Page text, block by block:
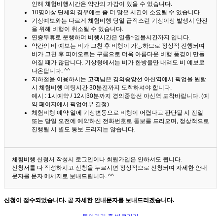
인해 체험비행시간은 약간의 가감이 있을 수 있습니다.
10명이상 단체의 경우에는 좀 더 많은 시간이 소요될 수 있습니다.
기상예보와는 다르게 체험비행 당일 급작스런 기상이상 발생시 안전
을 위해 비행이 취소될 수 있습니다.
연중무휴로 운행하며 비행시간은 일출~일몰시간까지 입니다.
약간의 비 예보는 비가 그친 후 비행이 가능하므로 정상적 진행되며
비가 그친 후 피어오르는 구름으로 더욱 아름다운 비행 풍경이 만들
어질 때가 많답니다. 기상청에서는 비가 한방울만 내려도 비 예보로
나온답니다. ^^
지하철을 이용하시는 고객님은 경의중앙선 아신역에서 픽업을 원할
시 체험비행 미팅시간 30분전까지 도착하셔야 합니다.
예시 : 1시예약 / 12시30분까지 경의중앙선 아신역 도착바랍니다. (예
약 페이지에서 픽업여부 결정)
체험비행 예약 일에 기상변동으로 비행이 어렵다고 판단될 시 전일
또는 당일 오전에 예약하신 전화번호로 통보를 드리오며, 정상적으로
진행될 시 별도 통보 드리지는 않습니다.
체험비행 신청서 작성시 로그인이나 회원가입은 안하셔도 됩니다.
신청서를 다 작성하시고 신청을 누르시면 정상적으로 신청되며 자세한 안내
문자를 문자 메세지로 보내드립니다. ^^
신청이 접수되었습니다. 곧 자세한 안내문자를 보내드리겠습니다.